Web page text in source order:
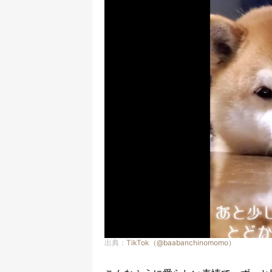
出典： TikTok（@baabanchinomomo）